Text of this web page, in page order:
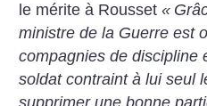
le mérite à Rousset«
ministre de la Guerre est
compagnies de discipline
soldat contraint à lui seul